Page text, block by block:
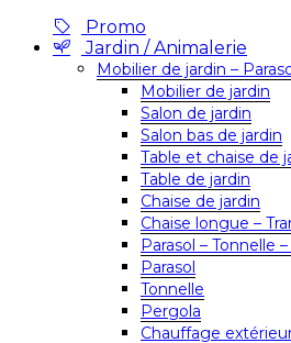
Promo
Jardin / Animalerie
Mobilier de jardin –
Mobilier de jardin
Salon de jardin
Salon bas de jardin
Table et chaise de
Table de jardin
Chaise de jardin
Chaise longue –
Parasol – Tonnelle
Parasol
Tonnelle
Pergola
Chauffage